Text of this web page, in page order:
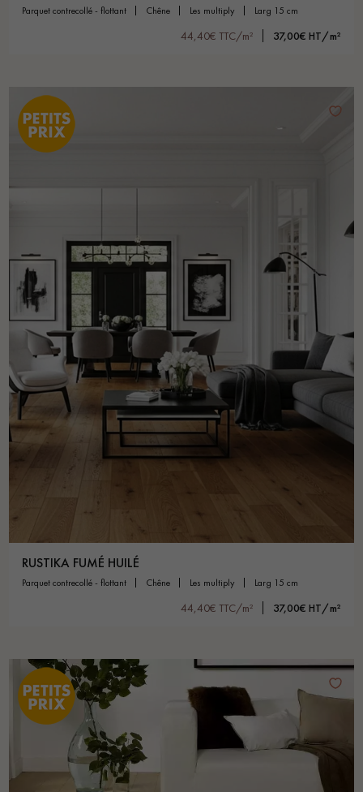
parquet contrecollé - flottant chêne les multiply larg 15 cm
44,40€ TTC/m² 37,00€ HT/m²
RUSTIKA FUMÉ HUILÉ
parquet contrecollé - flottant chêne les multiply larg 15 cm
44,40€ TTC/m² 37,00€ HT/m²